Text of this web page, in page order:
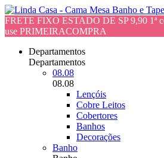
FRETE FIXO ESTADO DE SP 9,90 1ª
use PRIMEIRACOMPRA
Departamentos
Departamentos
08.08
08.08
Lençóis
Cobre Leitos
Cobertores
Banhos
Decorações
Banho